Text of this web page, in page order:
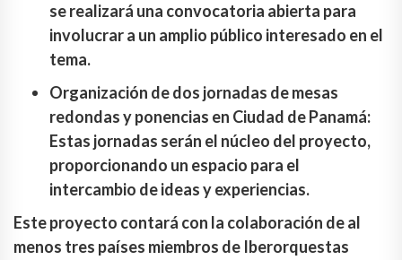
se realizará una convocatoria abierta para
involucrar a un amplio público interesado en el
tema.
Organización de dos jornadas de mesas
redondas y ponencias en Ciudad de Panamá:
Estas jornadas serán el núcleo del proyecto,
proporcionando un espacio para el
intercambio de ideas y experiencias.
Este proyecto contará con la colaboración de al
menos tres países miembros de Iberorquestas